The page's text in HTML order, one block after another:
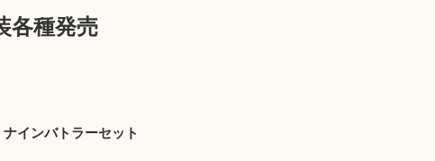
各種発売
インバトラーセット